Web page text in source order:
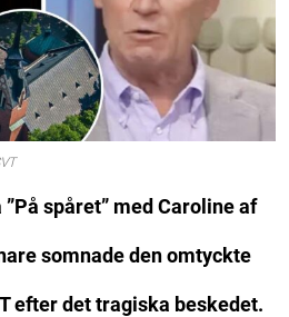
spåret” med Caroline af
somnade den omtyckte
efter det tragiska beskedet.